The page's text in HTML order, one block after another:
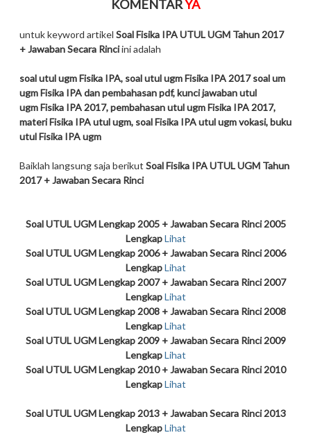
KOMENTARYA
untuk keyword artikel Soal Fisika IPA UTUL UGM Tahun 2017
+ Jawaban Secara Rinciini adalah
soal utul ugm Fisika IPA, soal utul ugm Fisika IPA 2017 soal um
ugm Fisika IPA dan pembahasan pdf, kunci jawaban utul
ugm Fisika IPA 2017, pembahasan utul ugm Fisika IPA 2017,
materi Fisika IPA utul ugm, soal Fisika IPA utul ugm vokasi, buku
utul Fisika IPA ugm
Baiklah langsung saja berikut Soal Fisika IPA UTUL UGM Tahun
2017 + Jawaban Secara Rinci
Soal UTUL UGM Lengkap 2005 + Jawaban Secara Rinci 2005
LengkapLihat
Soal UTUL UGM Lengkap 2006 + Jawaban Secara Rinci 2006
LengkapLihat
Soal UTUL UGM Lengkap 2007 + Jawaban Secara Rinci 2007
LengkapLihat
Soal UTUL UGM Lengkap 2008 + Jawaban Secara Rinci 2008
LengkapLihat
Soal UTUL UGM Lengkap 2009 + Jawaban Secara Rinci 2009
LengkapLihat
Soal UTUL UGM Lengkap 2010 + Jawaban Secara Rinci 2010
LengkapLihat
Soal UTUL UGM Lengkap 2013 + Jawaban Secara Rinci 2013
LengkapLihat